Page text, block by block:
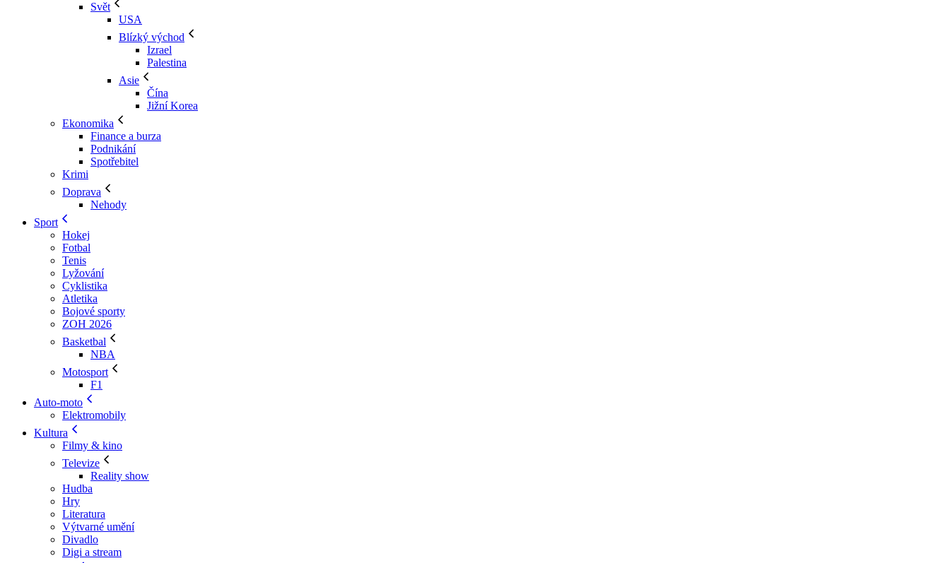
Svět
USA
Blízký východ
Izrael
Palestina
Asie
Čína
Jižní Korea
Ekonomika
Finance a burza
Podnikání
Spotřebitel
Krimi
Doprava
Nehody
Sport
Hokej
Fotbal
Tenis
Lyžování
Cyklistika
Atletika
Bojové sporty
ZOH 2026
Basketbal
NBA
Motosport
F1
Auto-moto
Elektromobily
Kultura
Filmy & kino
Televize
Reality show
Hudba
Hry
Literatura
Výtvarné umění
Divadlo
Digi a stream